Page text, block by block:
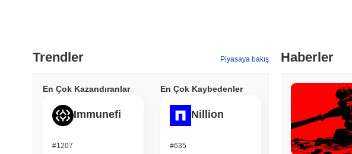
Trendler Piyasaya bakış
En Çok Kazandıranlar
Immunefi
#1207
En Çok Kaybedenler
Nillion
#635
Haberler